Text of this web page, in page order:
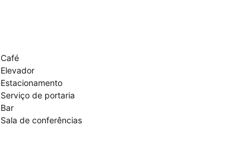
Café
Elevador
Estacionamento
Serviço de portaria
Bar
Sala de conferências